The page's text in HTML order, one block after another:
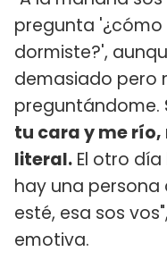
pregunta
dormiste?',
demasiado pero
preguntándome.
tu cara y me
literal. El otro
hay una
esté, esa sos
emotiva.